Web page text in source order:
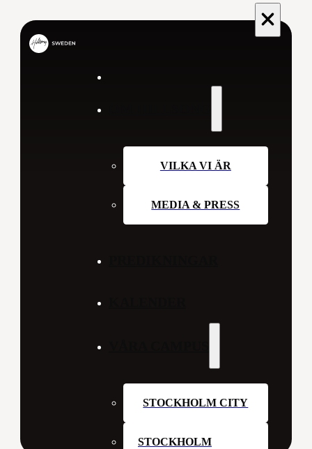
VILKA VI ÄR
MEDIA & PRESS
STOCKHOLM CITY
STOCKHOLM